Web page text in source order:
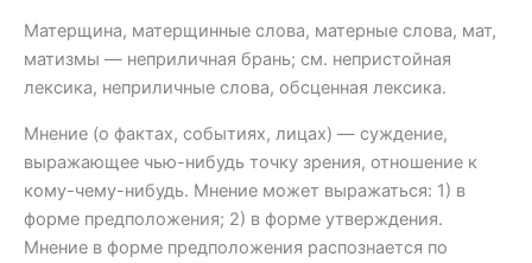
Матерщина, матерщинные слова, матерные слова, мат,
матизмы — неприличная брань; см. непристойная
лексика, неприличные слова, обсценная лексика.
Мнение (о фактах, событиях, лицах) — суждение,
выражающее чью-нибудь точку зрения, отношение к
кому-чему-нибудь. Мнение может выражаться: 1) в
форме предположения; 2) в форме утверждения.
Мнение в форме предположения распознается по